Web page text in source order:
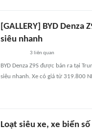
[GALLERY] BYD
siêu nhanh
3 liên quan
BYD Denza Z9S được bán ra tại
siêu nhanh. Xe có giá từ 319.800
Loạt siêu xe, xe biển